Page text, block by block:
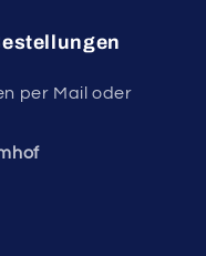
per Mail oder